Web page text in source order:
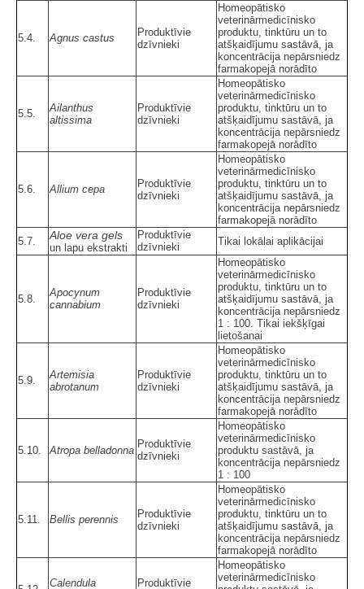
5.4. Agnus castus
Produktīvie
dzīvnieki
Homeopātisko
veterinārmedicīnisko
produktu, tinktūru un to
atšķaidījumu sastāvā, ja
koncentrācija nepārsniedz
farmakopejā norādīto
5.5.
Ailanthus
altissima
Produktīvie
dzīvnieki
Homeopātisko
veterinārmedicīnisko
produktu, tinktūru un to
atšķaidījumu sastāvā, ja
koncentrācija nepārsniedz
farmakopejā norādīto
5.6. Allium cepa
Produktīvie
dzīvnieki
Homeopātisko
veterinārmedicīnisko
produktu, tinktūru un to
atšķaidījumu sastāvā, ja
koncentrācija nepārsniedz
farmakopejā norādīto
5.7.
Aloe vera gels
un lapu ekstrakti
Produktīvie
dzīvnieki
Tikai lokālai aplikācijai
5.8.
Apocynum
cannabium
Produktīvie
dzīvnieki
Homeopātisko
veterinārmedicīnisko
produktu, tinktūru un to
atšķaidījumu sastāvā, ja
koncentrācija nepārsniedz
1 : 100. Tikai iekšķīgai
lietošanai
5.9.
Artemisia
abrotanum
Produktīvie
dzīvnieki
Homeopātisko
veterinārmedicīnisko
produktu, tinktūru un to
atšķaidījumu sastāvā, ja
koncentrācija nepārsniedz
farmakopejā norādīto
5.10. Atropa belladonna
Produktīvie
dzīvnieki
Homeopātisko
veterinārmedicīnisko
produktu sastāvā, ja
koncentrācija nepārsniedz
1 : 100
5.11. Bellis perennis
Produktīvie
dzīvnieki
Homeopātisko
veterinārmedicīnisko
produktu, tinktūru un to
atšķaidījumu sastāvā, ja
koncentrācija nepārsniedz
farmakopejā norādīto
Calendula
Produktīvie
Homeopātisko
veterinārmedicīnisko